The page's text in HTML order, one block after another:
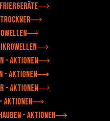
- Aktionen
- Aktionen
- Aktionen
Aktionen
- Aktionen